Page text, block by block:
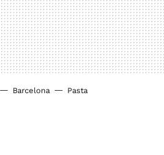
Barcelona Pasta